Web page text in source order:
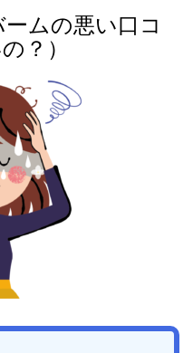
ムの悪い口コ
？）